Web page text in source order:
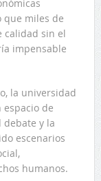
miles de
calidad sin el
impensable
la universidad
de
debate y la
escenarios
humanos.